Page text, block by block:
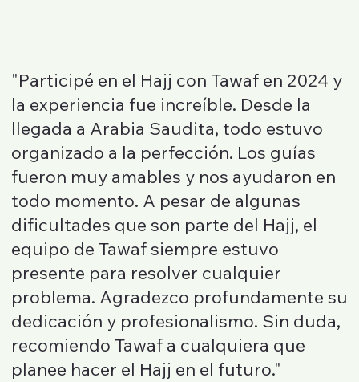
"Participé en el Hajj con Tawaf en 2024 y
la experiencia fue increíble. Desde la
llegada a Arabia Saudita, todo estuvo
organizado a la perfección. Los guías
fueron muy amables y nos ayudaron en
todo momento. A pesar de algunas
dificultades que son parte del Hajj, el
equipo de Tawaf siempre estuvo
presente para resolver cualquier
problema. Agradezco profundamente su
dedicación y profesionalismo. Sin duda,
recomiendo Tawaf a cualquiera que
planee hacer el Hajj en el futuro."